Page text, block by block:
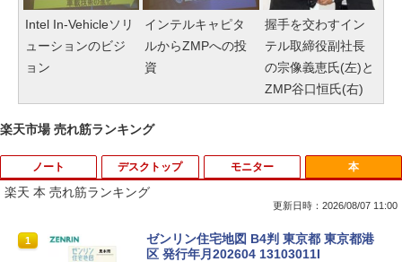
Intel In-Vehicleソリ
ューションのビジ
ョン
インテルキャピタ
ルからZMPへの投
資
握手を交わすイン
テル取締役副社長
の宗像義恵氏(左)と
ZMP谷口恒氏(右)
楽天市場 売れ筋ランキング
ノート
1
8月5日限定10倍＆抽選10000P！｜高性
能ノートパソコン富士通 ライフブック A
デスクトップ
1
【マラソンP5倍/10%オフクーポン】中古
ディスクトップパソコン Windows11 Of
モニター
1
【公式・メーカー直販・送料無料】モニ
ター 新品 フルHD HP Series 3 Pro 322p
本
楽天 本 売れ筋ランキング
更新日時：2026/08/07 11:00
1
ゼンリン住宅地図 B4判 東京都 東京都港
区 発行年月202604 13103011I